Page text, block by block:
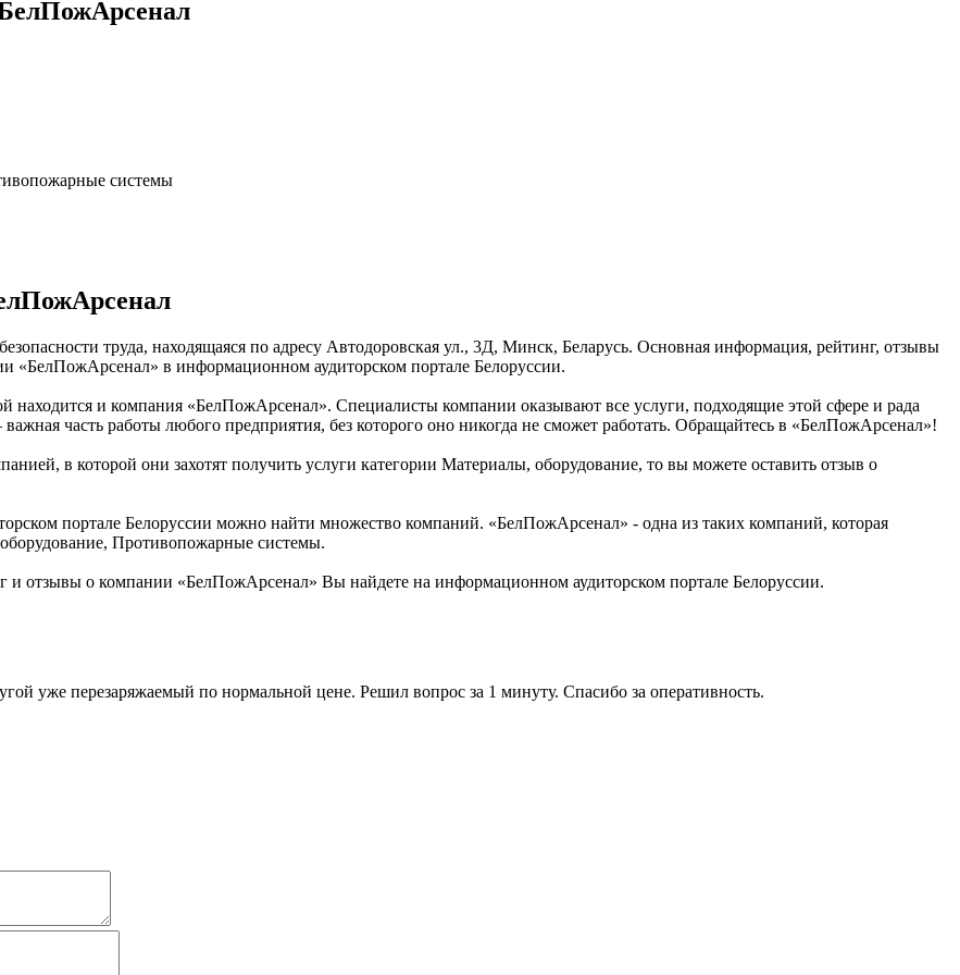
системы
труда, находящаяся по адресу Автодоровская ул., 3Д, Минск, Беларусь. Основная информация, рейтинг, отзывы
«БелПожАрсенал» в информационном аудиторском портале Белоруссии.
находится и компания «БелПожАрсенал». Специалисты компании оказывают все услуги, подходящие этой сфере и рада
важная часть работы любого предприятия, без которого оно никогда не сможет работать. Обращайтесь в «БелПожАрсенал»!
в которой они захотят получить услуги категории Материалы, оборудование, то вы можете оставить отзыв о
портале Белоруссии можно найти множество компаний. «БелПожАрсенал» - одна из таких компаний, которая
Противопожарные системы.
отзывы о компании «БелПожАрсенал» Вы найдете на информационном аудиторском портале Белоруссии.
уже перезаряжаемый по нормальной цене. Решил вопрос за 1 минуту. Спасибо за оперативность.